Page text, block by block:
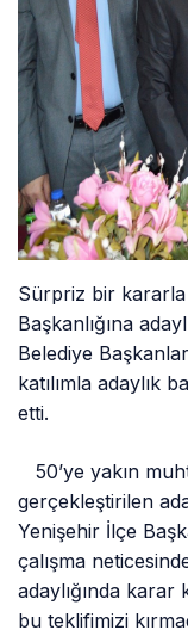
Sürpriz bir kararla
Başkanlığına
Belediye
katılımla adaylık
etti.
50’ye yakın
gerçekleştirilen
Yenişehir İlçe
çalışma
adaylığında karar
bu teklifimizi